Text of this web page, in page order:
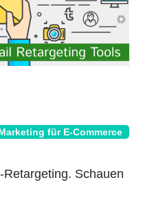
für E-Commerce
Schauen